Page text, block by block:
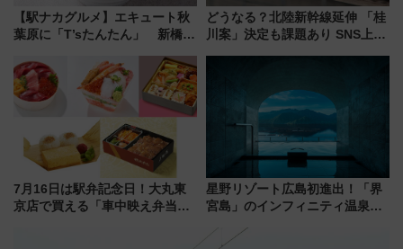
【駅ナカグルメ】エキュート秋
葉原に「T’sたんたん」 新橋に
饅」、オムライス専門店「肉と
たまご」新グルメ続々登場！
【2026年8月】
どうなる？北陸新幹線延伸 「桂
川案」決定も課題あり SNS上の
7月16日は駅弁記念日！大丸東
京店で買える「車中映え弁当」
星野リゾート広島初進出！「界
宮島」のインフィニティ温泉と
宿泊料金・アクセスは？（2026